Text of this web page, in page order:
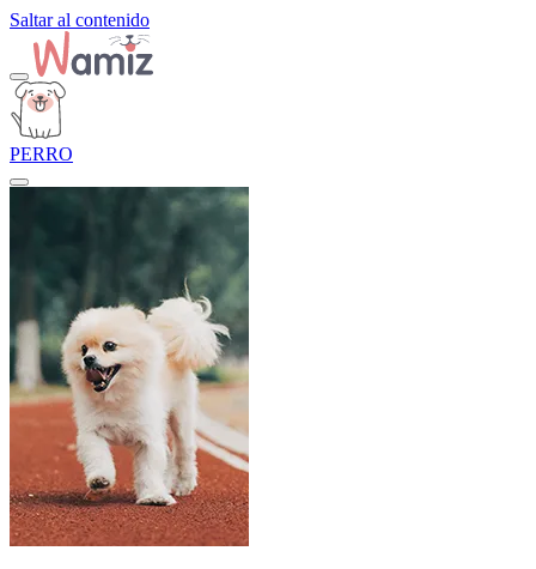
Saltar al contenido
PERRO